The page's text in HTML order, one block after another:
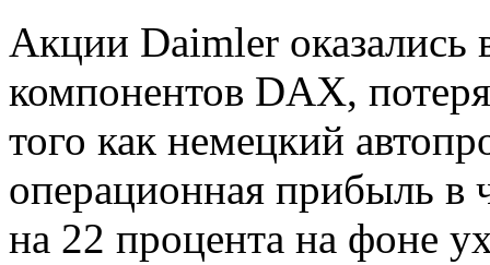
Акции Daimler оказались
компонентов DAX,
того как немецкий
операционная прибыль в
на 22 процента на фоне